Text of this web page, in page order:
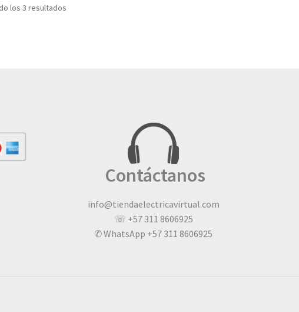
los 3 resultados
Contáctanos
info@tiendaelectricavirtual.com
☏ +57 311 8606925
✆ WhatsApp +57 311 8606925